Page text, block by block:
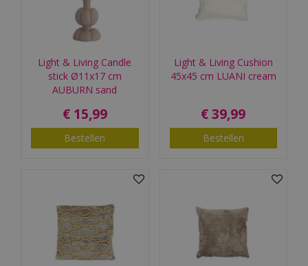
Light & Living Candle
stick Ø11x17 cm
AUBURN sand
€ 15,99
Bestellen
Light & Living Cushion
45x45 cm LUANI cream
€ 39,99
Bestellen